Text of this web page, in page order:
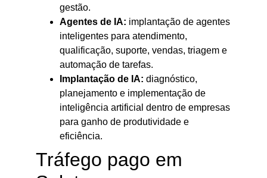
gestão.
Agentes de IA: implantação de agentes
inteligentes para atendimento,
qualificação, suporte, vendas, triagem e
automação de tarefas.
Implantação de IA: diagnóstico,
planejamento e implementação de
inteligência artificial dentro de empresas
para ganho de produtividade e
eficiência.
Tráfego pago em